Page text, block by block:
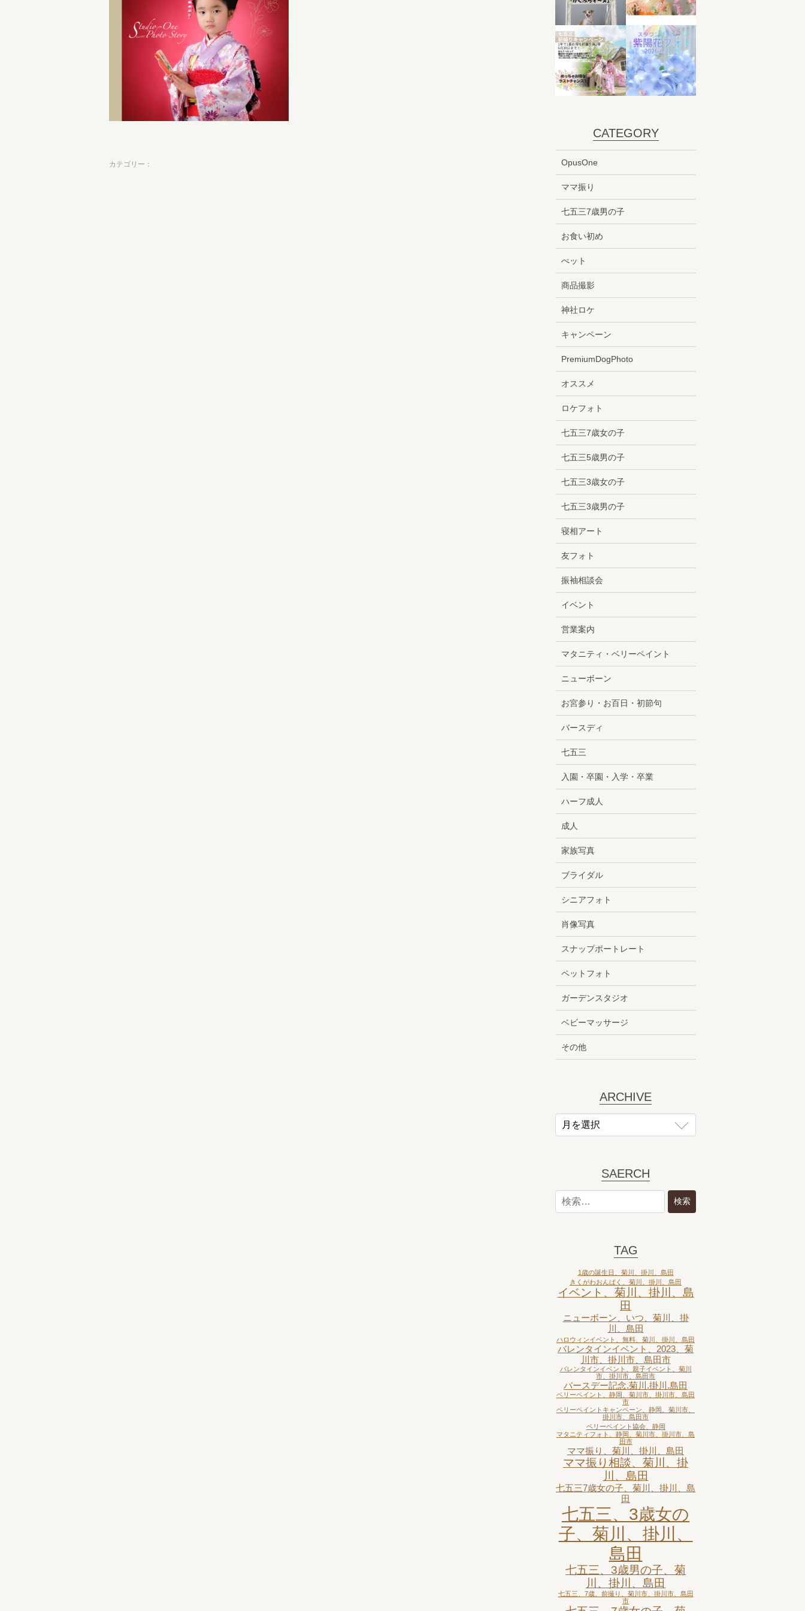
カテゴリー：
CATEGORY
OpusOne
ママ振り
七五三7歳男の子
お食い初め
ぺット
商品撮影
神社ロケ
キャンペーン
PremiumDogPhoto
オススメ
ロケフォト
七五三7歳女の子
七五三5歳男の子
七五三3歳女の子
七五三3歳男の子
寝相アート
友フォト
振袖相談会
イベント
営業案内
マタニティ・ベリーペイント
ニューボーン
お宮参り・お百日・初節句
バースディ
七五三
入園・卒園・入学・卒業
ハーフ成人
成人
家族写真
ブライダル
シニアフォト
肖像写真
スナップポートレート
ペットフォト
ガーデンスタジオ
ベビーマッサージ
その他
ARCHIVE
SAERCH
TAG
1歳の誕生日、菊川、掛川、島田
きくがわおんぱく、菊川、掛川、島田
イベント、菊川、掛川、島
田
ニューボーン、いつ、菊川、掛
川、島田
ハロウィンイベント、無料、菊川、掛川、島田
バレンタインイベント、2023、菊
川市、掛川市、島田市
バレンタインイベント、親子イベント、菊川
市、掛川市、島田市
バースデー記念.菊川.掛川.島田
ベリーペイント、静岡、菊川市、掛川市、島田
市
ベリーペイントキャンペーン、静岡、菊川市、
掛川市、島田市
ベリーペイント協会、静岡
マタニティフォト、静岡、菊川市、掛川市、島
田市
ママ振り、菊川、掛川、島田
ママ振り相談、菊川、掛
川、島田
七五三7歳女の子、菊川、掛川、島
田
七五三、3歳女の
子、菊川、掛川、
島田
七五三、3歳男の子、菊
川、掛川、島田
七五三、7歳、前撮り、菊川市、掛川市、島田
市